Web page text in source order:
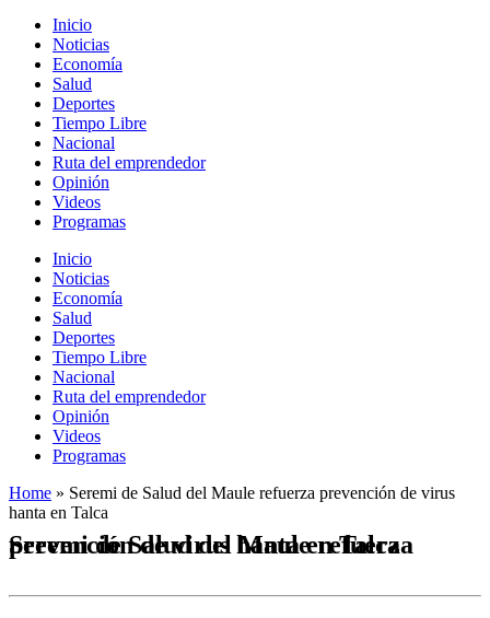
Inicio
Noticias
Economía
Salud
Deportes
Tiempo Libre
Nacional
Ruta del emprendedor
Opinión
Videos
Programas
Inicio
Noticias
Economía
Salud
Deportes
Tiempo Libre
Nacional
Ruta del emprendedor
Opinión
Videos
Programas
Home » Seremi de Salud del Maule refuerza prevención de virus
hanta en Talca
Seremi de Salud del Maule refuerza prevención de virus hanta en Talca